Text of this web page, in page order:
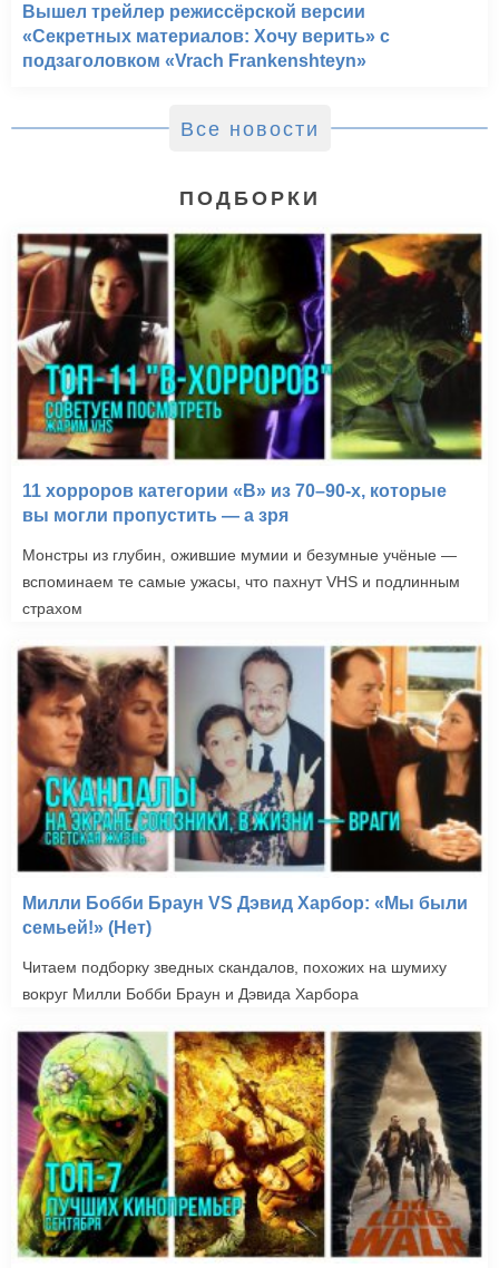
Вышел трейлер режиссёрской версии
«Секретных материалов: Хочу верить» с
подзаголовком «Vrach Frankenshteyn»
Все новости
ПОДБОРКИ
11 хорроров категории «B» из 70–90-х, которые
вы могли пропустить — а зря
Монстры из глубин, ожившие мумии и безумные учёные —
вспоминаем те самые ужасы, что пахнут VHS и подлинным
страхом
Милли Бобби Браун VS Дэвид Харбор: «Мы были
семьей!» (Нет)
Читаем подборку зведных скандалов, похожих на шумиху
вокруг Милли Бобби Браун и Дэвида Харбора